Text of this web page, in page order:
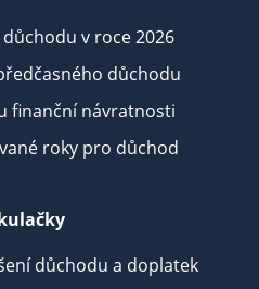
v roce 2026
důchodu
finanční návratnosti
roky pro důchod
důchodu a doplatek